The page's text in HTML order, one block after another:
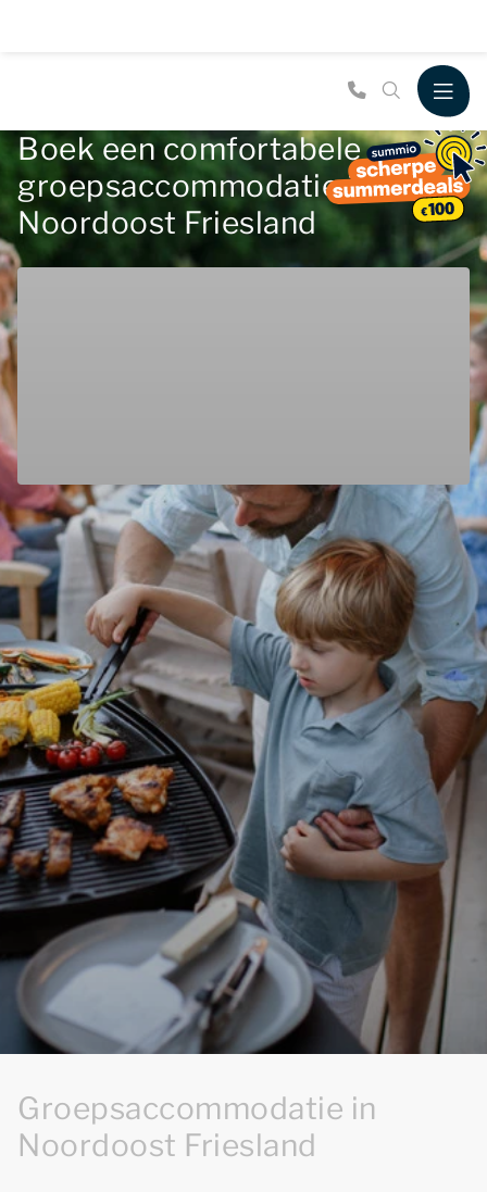
Boek een comfortabele
groepsaccommodatie in
Noordoost Friesland
Groepsaccommodatie in
Noordoost Friesland